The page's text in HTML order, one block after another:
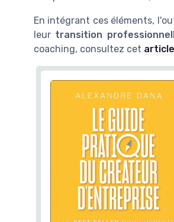
En intégrant ces éléments,
leur transition
coaching, consultez cet